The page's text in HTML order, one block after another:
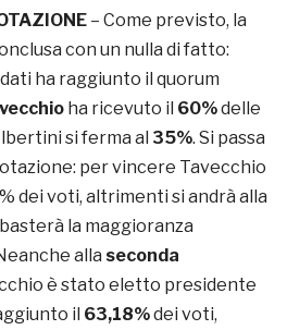
– Come previsto, la
con un nulla di fatto:
ha raggiunto il quorum
ha ricevuto il 60%delle
si ferma al 35%. Si passa
per vincere Tavecchio
dei voti, altrimenti si andrà alla
la maggioranza
alla seconda
è stato eletto presidente
il 63,18%dei voti,